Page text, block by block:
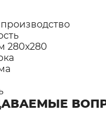
280х280